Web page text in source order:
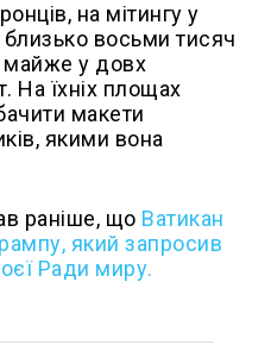
на мітингу у
близько восьми тисяч
майже у довх
На їхніх площах
макети
якими вона
раніше, що Ватикан
який запросив
Ради миру.